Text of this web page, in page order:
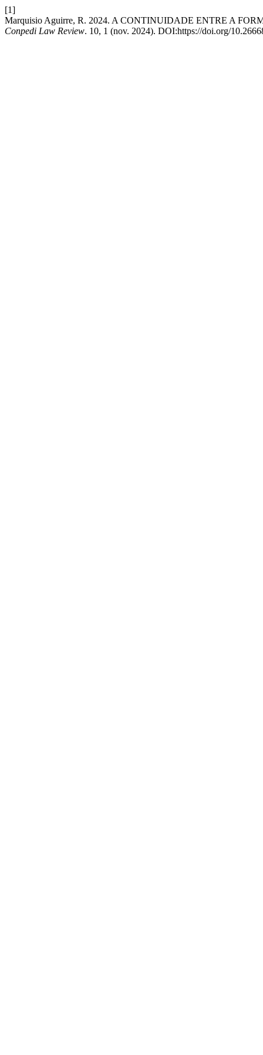
[1]
Marquisio Aguirre, R. 2024. A CONTINUIDADE ENTRE A
Conpedi Law Review. 10, 1 (nov. 2024). DOI:https://doi.org/